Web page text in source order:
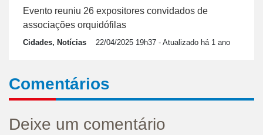
Evento reuniu 26 expositores convidados de
associações orquidófilas
Cidades, Notícias 22/04/2025 19h37 - Atualizado há 1 ano
Comentários
Deixe um comentário